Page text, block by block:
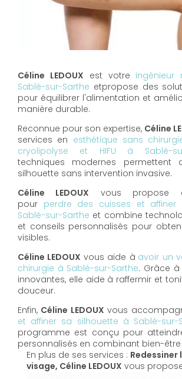
Céline LEDOUX est votre ingénieur
Sablé-sur-Sarthe etpropose des
pour équilibrer l'alimentation et
manière durable.
Reconnue pour son expertise, Céline
services en esthétique sans
cryolipolyse et HIFU à Sablé-
techniques modernes permettent
silhouette sans intervention invasive.
Céline LEDOUX vous propose
pour perdre des cuisses et
Sablé-sur-Sarthe et combine
et conseils personnalisés pour
visibles.
Céline LEDOUX vous aide à avoir un
chirurgie à Sablé-sur-Sarthe. Grâce
innovantes, elle aide à raffermir et
douceur.
Enfin, Céline LEDOUX vous
et affiner sa silhouette à Sablé-sur-
programme est conçu pour
personnalisés en combinant bien-
En plus de ses services : Redessiner
visage, Céline LEDOUX vous